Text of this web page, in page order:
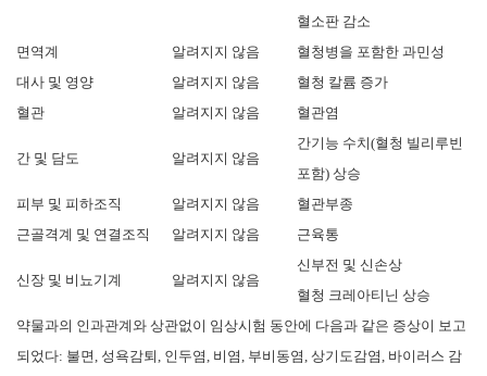
혈소판 감소
면역계
알려지지 않음
혈청병을 포함한 과민성
대사 및 영양
알려지지 않음
혈청 칼륨 증가
혈관
알려지지 않음 혈관염
간 및 담도 알려지지 않음
간기능 수치(혈청 빌리루빈
포함) 상승
피부 및 피하조직
알려지지 않음
혈관부종
근골격계 및 연결조직
알려지지 않음 근육통
신장 및 비뇨기계 알려지지 않음
신부전 및 신손상
혈청 크레아티닌 상승
약물과의 인과관계와 상관없이 임상시험 동안에 다음과 같은 증상이 보고
되었다: 불면, 성욕감퇴, 인두염, 비염, 부비동염, 상기도감염, 바이러스 감